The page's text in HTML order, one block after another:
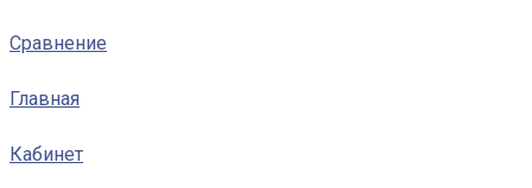
Сравнение
Главная
Кабинет